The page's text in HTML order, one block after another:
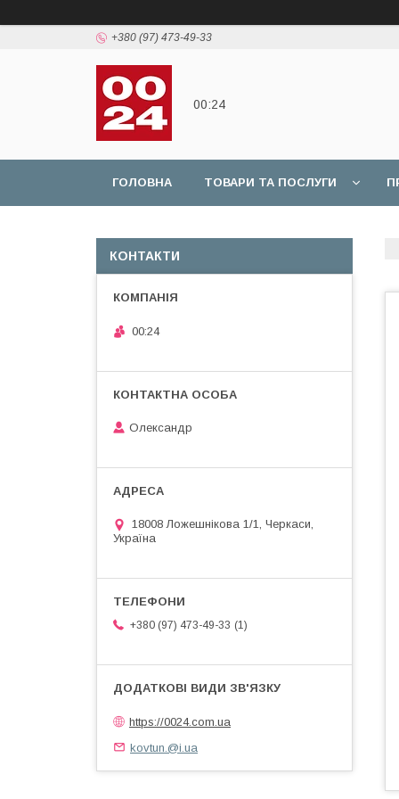
+380 (97) 473-49-33
00:24
ГОЛОВНА ТОВАРИ ТА ПОСЛУГИ
КОНТАКТИ
00:24
Олександр
18008 Ложешнікова 1/1, Черкаси,
Україна
+380 (97) 473-49-33 1
https://0024.com.ua
kovtun.@i.ua